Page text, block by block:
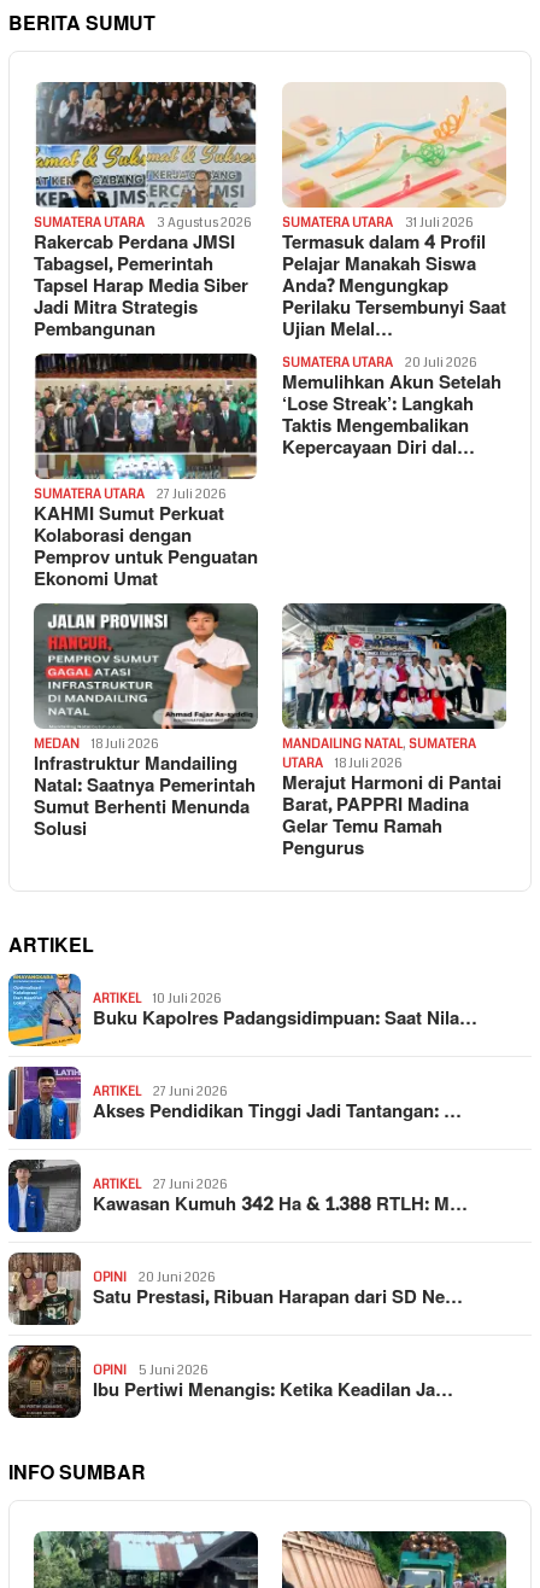
BERITA SUMUT
SUMATERA UTARA 3 Agustus 2026
Rakercab Perdana JMSI
Tabagsel, Pemerintah
Tapsel Harap Media Siber
Jadi Mitra Strategis
Pembangunan
SUMATERA UTARA 31 Juli 2026
Termasuk dalam 4 Profil
Pelajar Manakah Siswa
Anda? Mengungkap
Perilaku Tersembunyi Saat
Ujian Melal…
SUMATERA UTARA 27 Juli 2026
KAHMI Sumut Perkuat
Kolaborasi dengan
Pemprov untuk Penguatan
Ekonomi Umat
SUMATERA UTARA 20 Juli 2026
Memulihkan Akun Setelah
‘Lose Streak’: Langkah
Taktis Mengembalikan
Kepercayaan Diri dal…
MEDAN 18 Juli 2026
Infrastruktur Mandailing
Natal: Saatnya Pemerintah
Sumut Berhenti Menunda
Solusi
MANDAILING NATAL, SUMATERA
UTARA
18 Juli 2026
Merajut Harmoni di Pantai
Barat, PAPPRI Madina
Gelar Temu Ramah
Pengurus
ARTIKEL
ARTIKEL 10 Juli 2026
Buku Kapolres Padangsidimpuan: Saat Nila…
ARTIKEL 27 Juni 2026
Akses Pendidikan Tinggi Jadi Tantangan: …
ARTIKEL 27 Juni 2026
Kawasan Kumuh 342 Ha & 1.388 RTLH: M…
OPINI 20 Juni 2026
Satu Prestasi, Ribuan Harapan dari SD Ne…
OPINI 5 Juni 2026
Ibu Pertiwi Menangis: Ketika Keadilan Ja…
INFO SUMBAR